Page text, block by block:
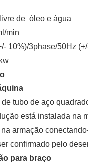
de óleo e água
min
3phase/50Hz
da máquina
tubo de aço
está instalada na
armação
confirmado pelo
para